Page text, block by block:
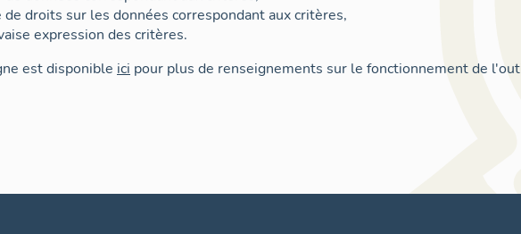
de droits sur les données correspondant aux critères,
expression des critères.
est disponible ici pour plus de renseignements sur le fonctionnement de